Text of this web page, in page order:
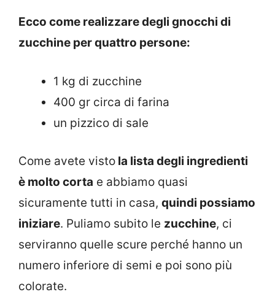
Ecco come realizzare degli gnocchi di
zucchine per quattro persone:
1 kg di zucchine
400 gr circa di farina
un pizzico di sale
Come avete visto la lista degli ingredienti
è molto corta e abbiamo quasi
sicuramente tutti in casa, quindi possiamo
iniziare. Puliamo subito le zucchine, ci
serviranno quelle scure perché hanno un
numero inferiore di semi e poi sono più
colorate.